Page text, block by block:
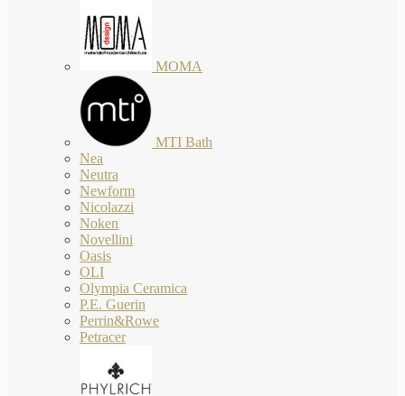
MOMA
MTI Bath
Nea
Neutra
Newform
Nicolazzi
Noken
Novellini
Oasis
OLI
Olympia Ceramica
P.E. Guerin
Perrin&Rowe
Petracer